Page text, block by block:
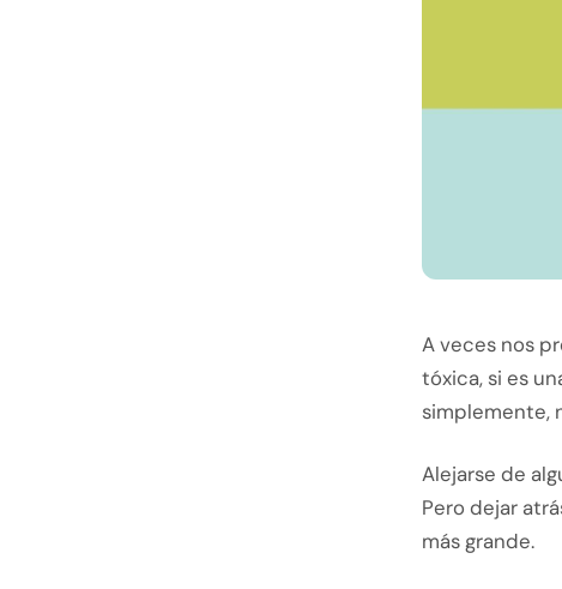
A veces nos
tóxica, si es
simplemente,
Alejarse de
Pero dejar
más grande.